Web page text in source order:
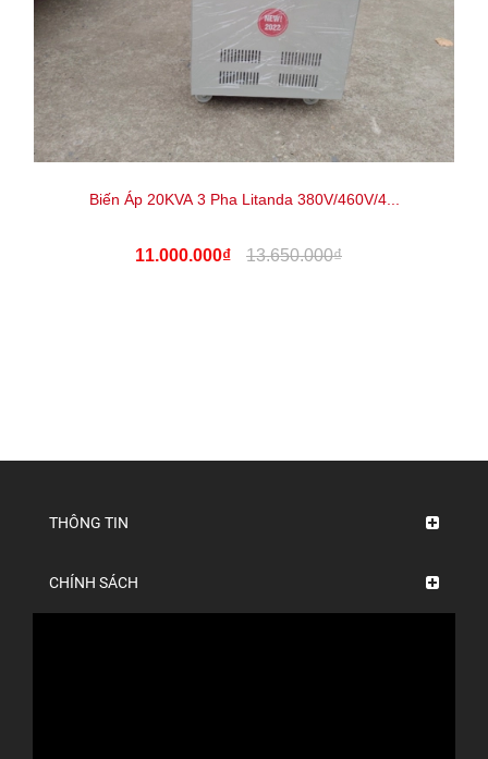
Biến Áp 20KVA 3 Pha Litanda 380V/460V/4...
11.000.000₫ 13.650.000₫
THÔNG TIN
CHÍNH SÁCH